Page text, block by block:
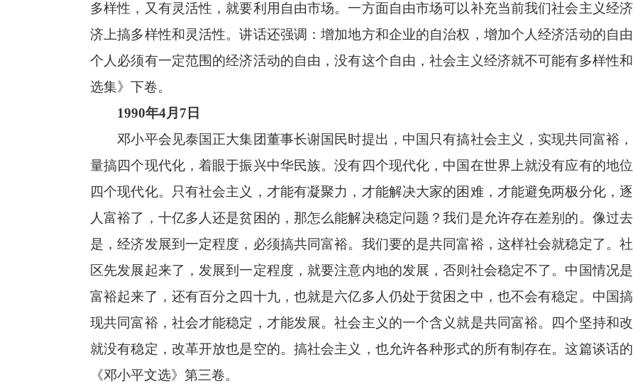
多样性，又有灵活性，就要利用自由市场。一方面自由市场可以补充当前我们社会主义经
济上搞多样性和灵活性。讲话还强调：增加地方和企业的自治权，增加个人经济活动的自
个人必须有一定范围的经济活动的自由，没有这个自由，社会主义经济就不可能有多样性
选集》下卷。
1990年4月7日
邓小平会见泰国正大集团董事长谢国民时提出，中国只有搞社会主义，实现共同富裕
量搞四个现代化，着眼于振兴中华民族。没有四个现代化，中国在世界上就没有应有的地
四个现代化。只有社会主义，才能有凝聚力，才能解决大家的困难，才能避免两极分化，
人富裕了，十亿多人还是贫困的，那怎么能解决稳定问题？我们是允许存在差别的。像过
是，经济发展到一定程度，必须搞共同富裕。我们要的是共同富裕，这样社会就稳定了。
区先发展起来了，发展到一定程度，就要注意内地的发展，否则社会稳定不了。中国情况
富裕起来了，还有百分之四十九，也就是六亿多人仍处于贫困之中，也不会有稳定。中国
现共同富裕，社会才能稳定，才能发展。社会主义的一个含义就是共同富裕。四个坚持和
就没有稳定，改革开放也是空的。搞社会主义，也允许各种形式的所有制存在。这篇谈话
《邓小平文选》第三卷。